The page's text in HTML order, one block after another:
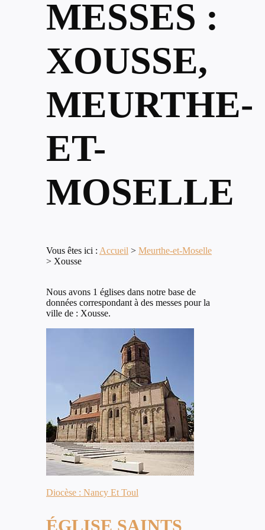
MESSES :
XOUSSE,
MEURTHE-
ET-
MOSELLE
Vous êtes ici : Accueil > Meurthe-et-Moselle
> Xousse
Nous avons 1 églises dans notre base de
données correspondant à des messes pour la
ville de : Xousse.
Diocèse : Nancy Et Toul
ÉGLISE SAINTS